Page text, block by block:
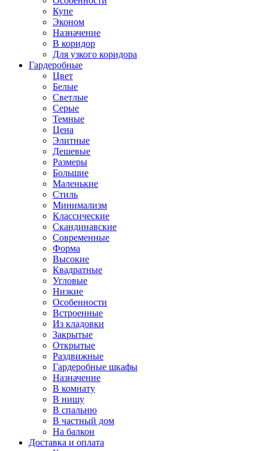
Купе
Эконом
Назначение
В коридор
Для узкого коридора
Гардеробные
Цвет
Белые
Светлые
Серые
Темные
Цена
Элитные
Дешевые
Размеры
Большие
Маленькие
Стиль
Минимализм
Классические
Скандинавские
Современные
Форма
Высокие
Квадратные
Угловые
Низкие
Особенности
Встроенные
Из кладовки
Закрытые
Открытые
Раздвижные
Гардеробные шкафы
Назначение
В комнату
В нишу
В спальню
В частный дом
На балкон
Доставка и оплата